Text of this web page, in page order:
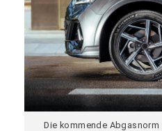
Die kommende